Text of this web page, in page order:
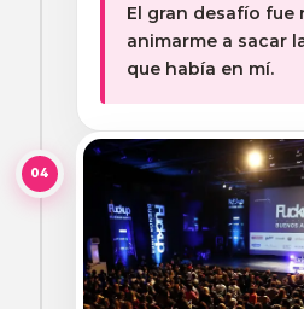
El gran desafío fue
animarme a sacar
que había en mí.
04